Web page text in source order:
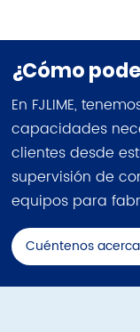
¿Cómo
En FJLIME,
capacidades
clientes desde
supervisión de
equipos para
Cuéntenos